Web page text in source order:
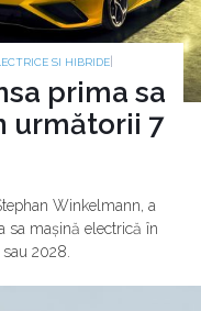
SI HIBRIDE
prima sa
următorii 7
Winkelmann, a
sa mașină electrică în
2028.